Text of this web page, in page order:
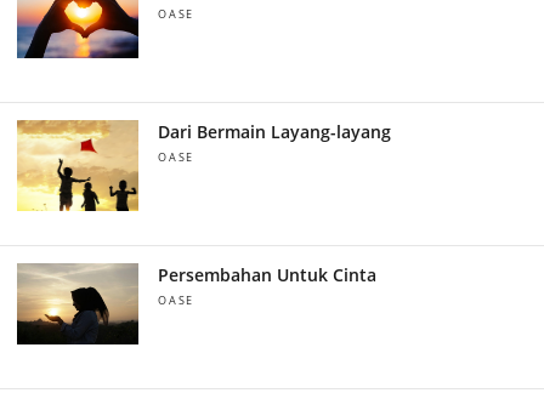
OASE
Dari Bermain Layang-layang
OASE
Persembahan Untuk Cinta
OASE